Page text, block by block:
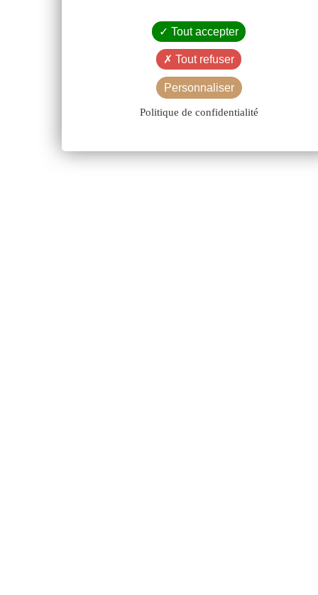
Tout accepter
Tout refuser
Personnaliser
Politique de confidentialité